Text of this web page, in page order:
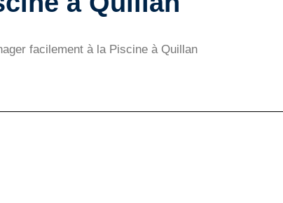
facilement à la Piscine à Quillan